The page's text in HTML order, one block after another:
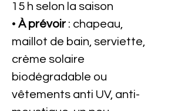
15 h selon la saison
• À prévoir: chapeau,
maillot de bain, serviette,
crème solaire
biodégradable ou
vêtements anti UV, anti-